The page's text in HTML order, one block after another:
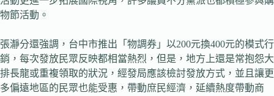
物節活動。
張瀞分還強調，台中市推出「物調券」以200元換400元的模式行
銷，每次發放民眾反映都相當熱烈，但是，地方上還是常抱怨大
排長龍或重複領取的狀況，經發局應該檢討發放方式，並且讓更
多偏遠地區的民眾也能受惠，帶動庶民經濟，延續熱度帶動商